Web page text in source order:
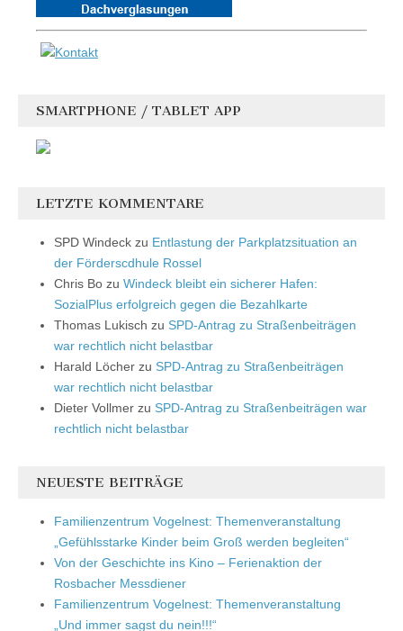
SMARTPHONE / TABLET APP
LETZTE KOMMENTARE
SPD Windeck zu Entlastung der Parkplatzsituation an
der Förderscdhule Rossel
Chris Bo zu Windeck bleibt ein sicherer Hafen:
SozialPlus erfolgreich gegen die Bezahlkarte
Thomas Lukisch zu SPD-Antrag zu Straßenbeiträgen
war rechtlich nicht belastbar
Harald Löcher zu SPD-Antrag zu Straßenbeiträgen
war rechtlich nicht belastbar
Dieter Vollmer zu SPD-Antrag zu Straßenbeiträgen war
rechtlich nicht belastbar
NEUESTE BEITRÄGE
Familienzentrum Vogelnest: Themenveranstaltung
„Gefühlsstarke Kinder beim Groß werden begleiten“
Von der Geschichte ins Kino – Ferienaktion der
Rosbacher Messdiener
Familienzentrum Vogelnest: Themenveranstaltung
„Und immer sagst du nein!!!“